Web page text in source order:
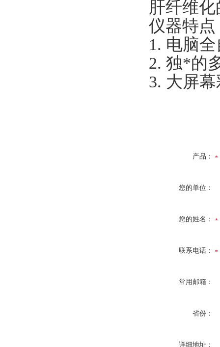
肝纤维
仪器特点
1. 电脑
2. 独*的
3. 大屏
产品：
您的单位：
您的姓名：
联系电话：
常用邮箱：
省份：
详细地址：